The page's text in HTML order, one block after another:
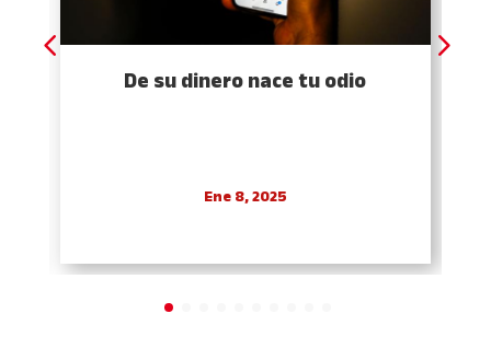
De su dinero nace tu odio
Ene 8, 2025